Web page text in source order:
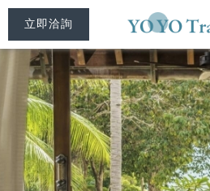
立即洽詢
活動體驗 房型介紹 美